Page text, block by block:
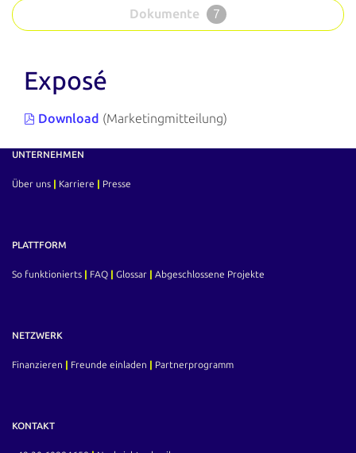
Dokumente 7
Exposé
Download (Marketingmitteilung)
UNTERNEHMEN
Über uns Karriere Presse
PLATTFORM
So funktionierts FAQ Glossar Abgeschlossene Projekte
NETZWERK
Finanzieren Freunde einladen Partnerprogramm
KONTAKT